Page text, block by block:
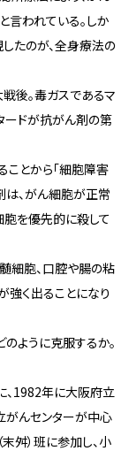
言われている。しか
たのが、全身療法の
後。毒ガスであるマ
ードが抗がん剤の第
とから「細胞障害
は、がん細胞が正常
胞を優先的に殺して
細胞、口腔や腸の粘
く出ることになり
のように克服するか。
1982年に大阪府立
がんセンターが中心
舛）班に参加し、小